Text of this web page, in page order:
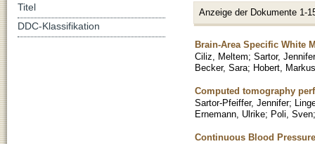
Anzeige der Dokumente 1-
Brain-Area Specific White
Ciliz, Meltem; Sartor, Jennifer
Becker, Sara; Hobert,
Computed tomography
Sartor-Pfeiffer, Jennifer;
Ernemann, Ulrike; Poli, Sven
Continuous Blood
Titel
DDC-Klassifikation